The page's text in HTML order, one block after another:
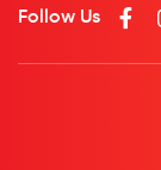
Follow Us